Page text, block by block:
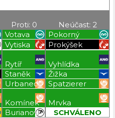
Proti: 0
Neúčast: 2
Votava
Pokorný
Vytiska
Prokýšek
Rytíř
Vyhlídka
Staněk
Žižka
Urbanec
Spatzierer
Komínek
Mrvka
Burianová
SCHVÁLENO